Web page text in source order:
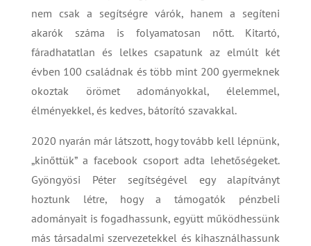
nem csak a segítségre várók, hanem a segíteni
akarók száma is folyamatosan nőtt. Kitartó,
fáradhatatlan és lelkes csapatunk az elmúlt két
évben 100 családnak és több mint 200 gyermeknek
okoztak örömet adományokkal, élelemmel,
élményekkel, és kedves, bátorító szavakkal.
2020 nyarán már látszott, hogy tovább kell lépnünk,
„kinőttük” a facebook csoport adta lehetőségeket.
Gyöngyösi Péter segítségével egy alapítványt
hoztunk létre, hogy a támogatók pénzbeli
adományait is fogadhassunk, együtt működhessünk
más társadalmi szervezetekkel és kihasználhassunk